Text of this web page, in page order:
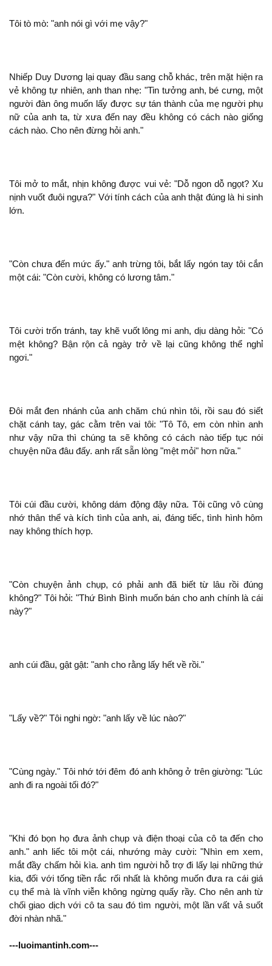
Tôi tò mò: " gì với mẹ vậy?"
Nhiếp Duy Dương lại quay đầu sang chỗ khác, mặt
ra
vẻ
tự nhiên, than : "Tin tưởng
, bé cưng,
người đàn ông muốn lấy được
tán thành của mẹ người phụ
nữ của
ta, từ xưa đến nay đều
có cách nào giống
cách nào. Cho nên đừng hỏi
."
Tôi mở to mắt, nhịn
được vui vẻ: "Dỗ ngon dỗ ngọt? Xu
nịnh vuốt đuôi ngựa?" Với tính cách của
đúng là hi sinh
lớn.
"Còn chưa đến mức ấy."
trừng tôi, bắt lấy ngón tay tôi cắn
cái: "Còn cười,
có lương tâm."
Tôi cười trốn tránh, tay khẽ vuốt lông mi
, dịu dàng hỏi: "Có
mệt
? Bận rộn cả ngày trở về lại cũng
thể nghỉ
ngơi."
Đôi mắt đen nhánh của
chăm chú nhìn tôi, rồi sau đó siết
chặt cánh tay, gác cằm
vai tôi: "Tô Tô, em còn nhìn
như vậy nữa
chúng ta
có cách nào tiếp tục
chuyện nữa đâu đấy.
rất sẵn lòng "mệt mỏi" hơn nữa."
Tôi cúi đầu cười,
dám động đậy nữa. Tôi cũng vô cùng
nhớ thân thể và kích tình của
, ai, đáng tiếc, tình hình hôm
nay
thích hợp.
"Còn chuyện ảnh chụp, có phải
biết từ lâu rồi đúng
?" Tôi hỏi: "Thứ Bình Bình muốn bán cho
chính là cái
này?"
cúi đầu, gật gật: " cho rằng lấy hết về rồi."
"Lấy về?" Tôi nghi ngờ: " lấy về lúc nào?"
"Cùng ngày." Tôi nhớ tới đêm đó ở
giường: "Lúc
ra ngoài tối đó?"
"Khi đó bọn họ đưa ảnh chụp và điện thoại của
ta đến cho
."
liếc tôi
cái, nhướng mày cười: "Nhìn em xem,
mắt đầy chấm hỏi kìa.
tìm người hỗ trợ
lấy lại những thứ
kia, đối với tống tiền rắc rối nhất là
muốn đưa ra cái giá
cụ thể mà là vĩnh viễn
ngừng quấy rầy. Cho nên
từ
chối giao dịch với
ta sau đó tìm người,
lần vất vả suốt
đời nhàn nhã."
---luoimantinh.com---